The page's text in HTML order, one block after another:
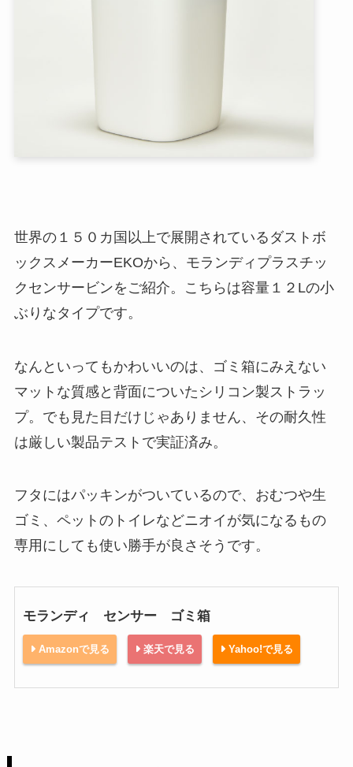
世界の１５０カ国以上で展開されているダストボ
ックスメーカーEKOから、モランディプラスチッ
クセンサービンをご紹介。こちらは容量１２Lの小
ぶりなタイプです。
なんといってもかわいいのは、ゴミ箱にみえない
マットな質感と背面についたシリコン製ストラッ
プ。でも見た目だけじゃありません、その耐久性
は厳しい製品テストで実証済み。
フタにはパッキンがついているので、おむつや生
ゴミ、ペットのトイレなどニオイが気になるもの
専用にしても使い勝手が良さそうです。
モランディ センサー ゴミ箱
Amazonで見る 楽天で見る Yahoo!で見る